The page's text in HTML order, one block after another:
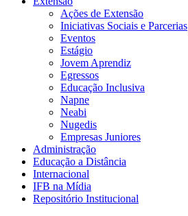
Ações de Extensão
Iniciativas Sociais e Parcerias
Eventos
Estágio
Jovem Aprendiz
Egressos
Educação Inclusiva
Napne
Neabi
Nugedis
Empresas Juniores
Administração
Educação a Distância
Internacional
IFB na Mídia
Repositório Institucional